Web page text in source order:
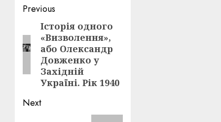
Post
navigation
Previous
Previous
post:
Історія одного
«Визволення»,
або Олександр
Довженко у
Західній
Україні. Рік 1940
Next